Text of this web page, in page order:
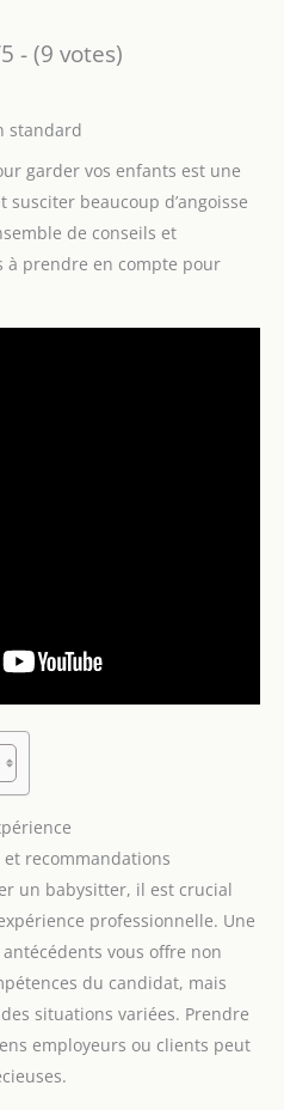
- (9 votes)
garder vos enfants est une
beaucoup d’angoisse
de conseils et
à prendre en compte pour
recommandations
un babysitter, il est crucial
professionnelle. Une
antécédents vous offre non
du candidat, mais
situations variées. Prendre
employeurs ou clients peut